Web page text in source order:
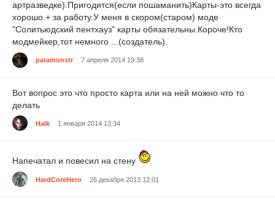
артразведке).Пригодится(если пошаманить)Карты-это всегда
хорошо.+ за работу.У меня в скором(старом) моде
"Солитьюдский пентхауз" карты обязательны.Короче!Кто
модмейкер,тот немного ...(создатель).
paramonstr 7 апреля 2014 19:38
Вот вопрос это что просто карта или на ней можно что то
делать
Halk 1 января 2014 13:34
Напечатал и повесил на стену
HardCoreHero 26 декабря 2013 12:01